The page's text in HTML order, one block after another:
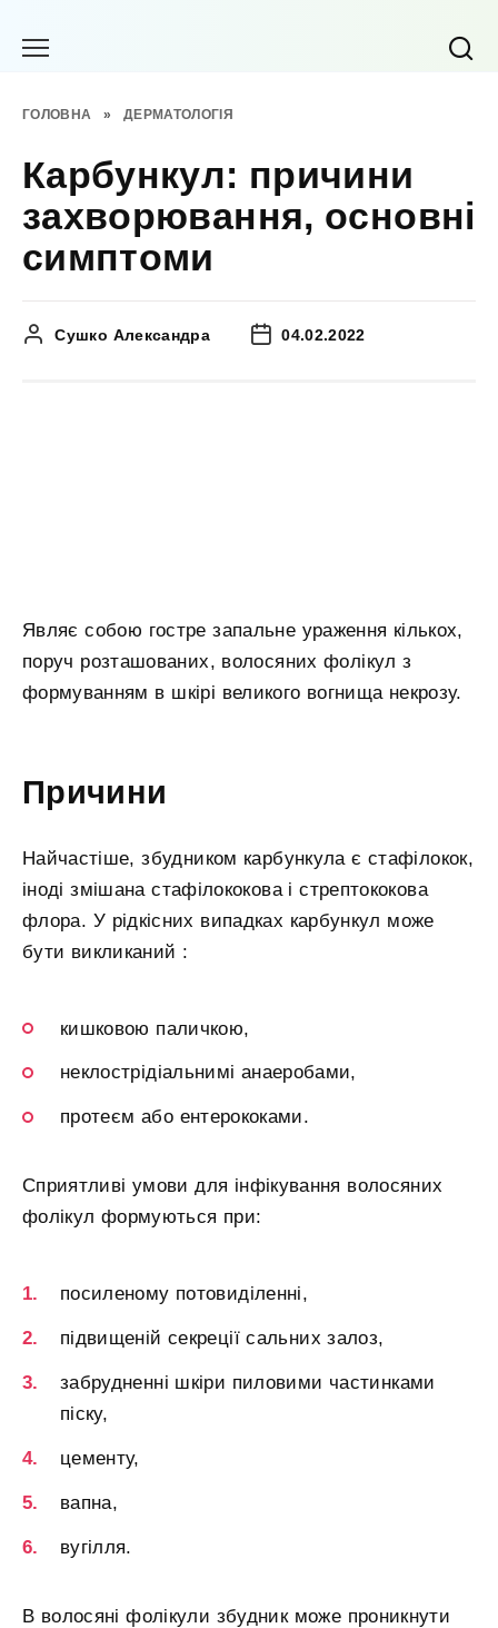
ГОЛОВНА » ДЕРМАТОЛОГІЯ
Карбункул: причини
захворювання, основні
симптоми
Сушко Александра 04.02.2022
Являє собою гостре запальне ураження кількох,
поруч розташованих, волосяних фолікул з
формуванням в шкірі великого вогнища некрозу.
Причини
Найчастіше, збудником карбункула є стафілокок,
іноді змішана стафілококова і стрептококова
флора. У рідкісних випадках карбункул може
бути викликаний :
кишковою паличкою,
неклострідіальнимі анаеробами,
протеєм або ентерококами.
Сприятливі умови для інфікування волосяних
фолікул формуються при:
посиленому потовиділенні,
підвищеній секреції сальних залоз,
забрудненні шкіри пиловими частинками
піску,
цементу,
вапна,
вугілля.
В волосяні фолікули збудник може проникнути